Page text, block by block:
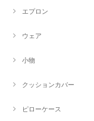
エプロン
ウェア
小物
クッションカバー
ピローケース